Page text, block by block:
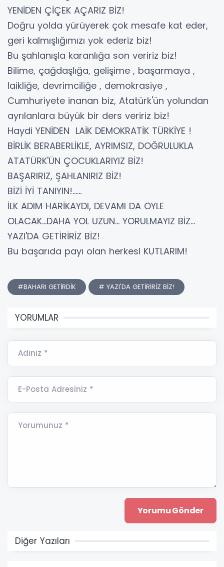
YENİDEN ÇİÇEK AÇARIZ BİZ!
Doğru yolda yürüyerek çok mesafe kat eder,
geri kalmışlığımızı yok ederiz biz!
Bu şahlanışla karanlığa son veririz biz!
Bilime, çağdaşlığa, gelişime , başarmaya ,
laikliğe, devrimciliğe , demokrasiye ,
Cumhuriyete inanan biz, Atatürk'ün yolundan
ayrılanlara büyük bir ders veririz biz!
Haydi YENİDEN LAİK DEMOKRATİK TÜRKİYE !
BİRLİK BERABERLİKLE, AYRIMSIZ, DOĞRULUKLA
ATATÜRK'ÜN ÇOCUKLARIYIZ BİZ!
BAŞARIRIZ, ŞAHLANIRIZ BİZ!
BİZİ İYİ TANIYIN!......
İLK ADIM HARİKAYDI, DEVAMI DA ÖYLE
OLACAK...DAHA YOL UZUN... YORULMAYIZ BİZ...
YAZI'DA GETİRİRİZ BİZ!
Bu başarıda payı olan herkesi KUTLARIM!
#BAHARI GETİRDİK # YAZI'DA GETİRİRİZ BİZ!
YORUMLAR
Adınız *
E-Posta Adresiniz *
Yorumunuz *
Diğer Yazıları